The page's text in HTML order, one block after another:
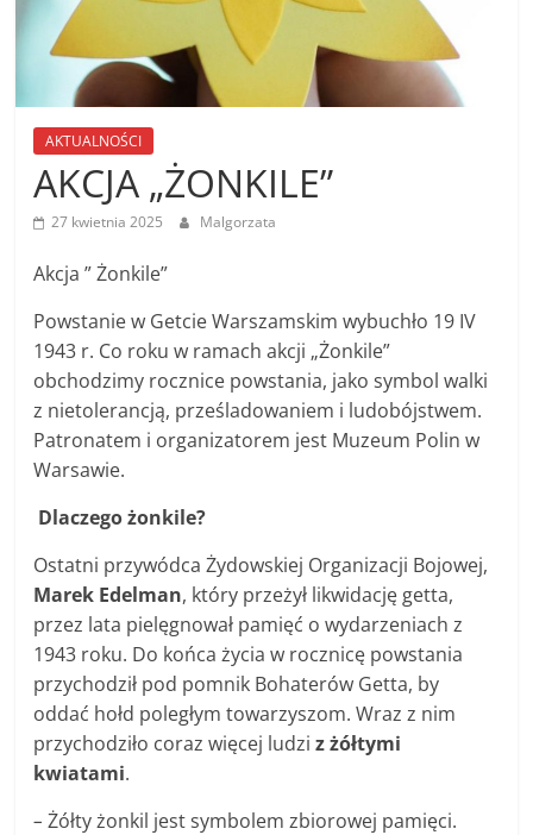
AKTUALNOŚCI
AKCJA „ŻONKILE”
27 kwietnia 2025 Malgorzata
Akcja ” Żonkile”
Powstanie w Getcie Warszamskim wybuchło 19 IV
1943 r. Co roku w ramach akcji „Żonkile”
obchodzimy rocznice powstania, jako symbol walki
z nietolerancją, prześladowaniem i ludobójstwem.
Patronatem i organizatorem jest Muzeum Polin w
Warsawie.
Dlaczego żonkile?
Ostatni przywódca Żydowskiej Organizacji Bojowej,
Marek Edelman, który przeżył likwidację getta,
przez lata pielęgnował pamięć o wydarzeniach z
1943 roku. Do końca życia w rocznicę powstania
przychodził pod pomnik Bohaterów Getta, by
oddać hołd poległym towarzyszom. Wraz z nim
przychodziło coraz więcej ludziz żółtymi
kwiatami.
–Żółty żonkil jest symbolem zbiorowej pamięci.